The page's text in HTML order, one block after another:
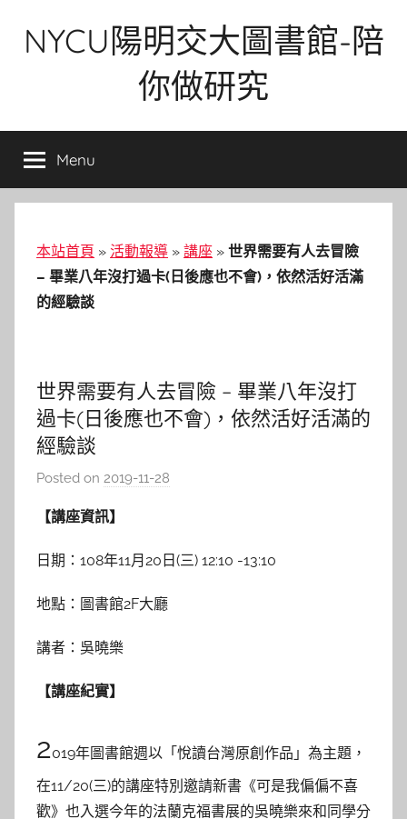
NYCU陽明交大圖書館-陪
你做研究
Menu
本站首頁 » 活動報導 » 講座 » 世界需要有人去冒險
– 畢業八年沒打過卡(日後應也不會)，依然活好活滿
的經驗談
世界需要有人去冒險 – 畢業八年沒打
過卡(日後應也不會)，依然活好活滿的
經驗談
Posted on 2019-11-28
【講座資訊】
日期：108年11月20日(三) 12:10 -13:10
地點：圖書館2F大廳
講者：吳曉樂
【講座紀實】
2019年圖書館週以「悅讀台灣原創作品」為主題，
在11/20(三)的講座特別邀請新書《可是我偏偏不喜
歡》也入選今年的法蘭克福書展的吳曉樂來和同學分